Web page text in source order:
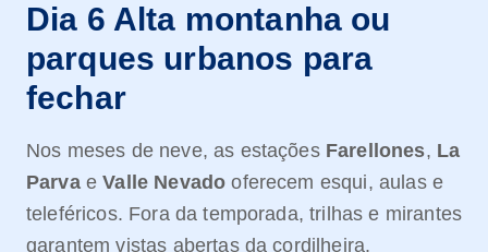
Dia 6 Alta montanha ou
parques urbanos para
fechar
Nos meses de neve, as estações Farellones, La
ParvaeValle Nevado oferecem esqui, aulas e
teleféricos. Fora da temporada, trilhas e mirantes
garantem vistas abertas da cordilheira.